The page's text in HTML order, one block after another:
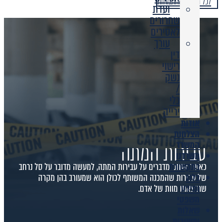
ועדת
שחרורים
לאסירים
עורך
דין
רישוי
נשק
/
כלי
ירייה
אודות
הצלחות
המשרד
משרדנו
בתקשורת
בלוג
ומידע
עבירות המתה
כאשר אנחנו מדברים על עבירות המתה, למעשה מדובר על סל נרחב
של עבירות שהמכנה המשותף לכולן הוא שמעורב בהן מקרה
שתוצאתו מוות של אדם.